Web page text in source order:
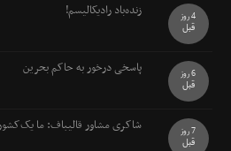
زنده‌باد رادیکالیسم!
4 روز
قبل
پاسخی درخور به حاکم بحرین
6 روز
قبل
شاکری مشاور قالیباف: ما
7 روز
قبل